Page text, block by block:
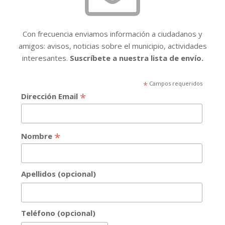
Con frecuencia enviamos información a ciudadanos y
amigos: avisos, noticias sobre el municipio, actividades
interesantes. Suscríbete a nuestra lista de envío.
*Campos requeridos
Dirección Email *
Nombre *
Apellidos (opcional)
Teléfono (opcional)